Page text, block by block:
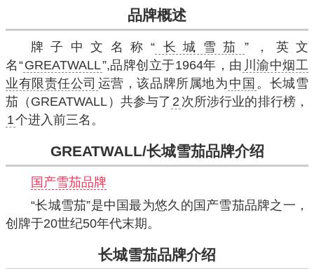
品牌概述
牌子中文名称“ 长城雪茄
”，英文
名“GREATWALL”,品牌创立于1964年，由 川渝中烟工
业有限责任公司 运营，该品牌所属地为 中国 。长城雪
茄（GREATWALL）共参与了 2 次所涉行业的排行榜，
1个进入前三名。
GREATWALL/长城雪茄品牌介绍
国产雪茄品牌
“长城雪茄”是中国最为悠久的国产雪茄品牌之一，
创牌于20世纪50年代末期。
长城雪茄品牌介绍